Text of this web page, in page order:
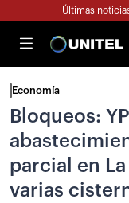
Últimas
Economía
Bloqueos:
parcial en
varias